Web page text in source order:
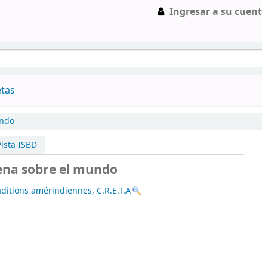
Ingresar a su
ISBD
sobre el mundo
amérindiennes, C.R.E.T.A